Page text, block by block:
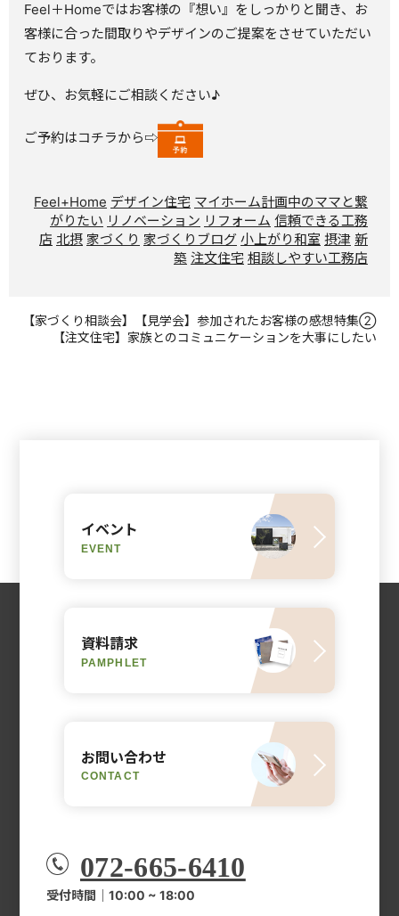
Feel＋Homeではお客様の『想い』をしっかりと聞き、お
客様に合った間取りやデザインのご提案をさせていただい
ております。
ぜひ、お気軽にご相談ください♪
ご予約はコチラから⇨
Feel+Home デザイン住宅 マイホーム計画中のママと繋
がりたい リノベーション リフォーム 信頼できる工務
店 北摂 家づくり 家づくりブログ 小上がり和室 摂津 新
築 注文住宅 相談しやすい工務店
【家づくり相談会】【見学会】参加されたお客様の感想特集②
【注文住宅】家族とのコミュニケーションを大事にしたい
イベント
EVENT
資料請求
PAMPHLET
お問い合わせ
CONTACT
072-665-6410
受付時間｜10:00 ~ 18:00